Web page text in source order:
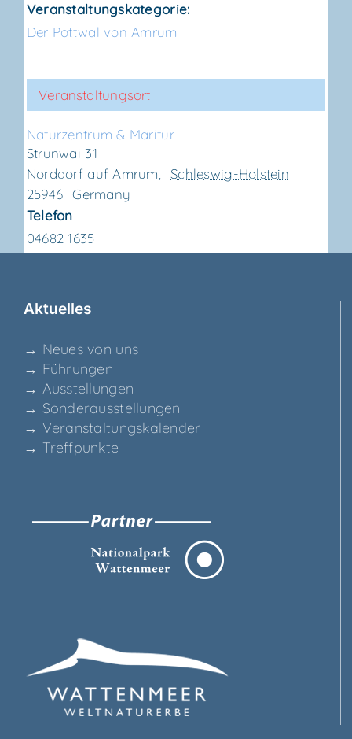
Veranstaltungskategorie:
Der Pottwal von Amrum
Veranstaltungsort
Natur­zen­trum & Maritur
Strunwai 31
Norddorf auf Amrum
Schleswig-Holstein
25946 Germany
Telefon
04682 1635
Aktu­el­les
→ Neu­es von uns
→ Füh­run­gen
→ Aus­stel­lun­gen
→ Son­der­aus­stel­lun­gen
→ Ver­an­stal­tungs­ka­len­der
→ Treff­punk­te